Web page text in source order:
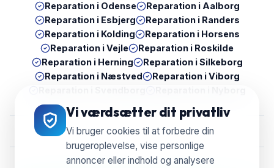
Vi værdsætter dit privatliv
Vi bruger cookies til at forbedre din
brugeroplevelse, vise personlige
annoncer eller indhold og analysere
Reparation i Odense Reparation i Aalborg
Reparation i Esbjerg Reparation i Randers
Reparation i Kolding Reparation i Horsens
Reparation iVejle Reparation i Roskilde
Reparation i Herning Reparation i Silkeborg
Reparation i Næstved Reparation i Viborg